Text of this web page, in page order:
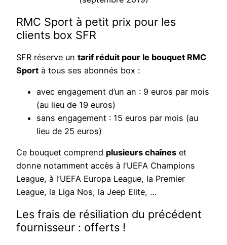
RMC Sport à petit prix pour les
clients box SFR
SFR réserve un tarif réduit pour le bouquet RMC
Sport à tous ses abonnés box :
avec engagement d’un an : 9 euros par mois
(au lieu de 19 euros)
sans engagement : 15 euros par mois (au
lieu de 25 euros)
Ce bouquet comprend plusieurs chaînes et
donne notamment accès à l’UEFA Champions
League, à l’UEFA Europa League, la Premier
League, la Liga Nos, la Jeep Elite, …
Les frais de résiliation du précédent
fournisseur : offerts !